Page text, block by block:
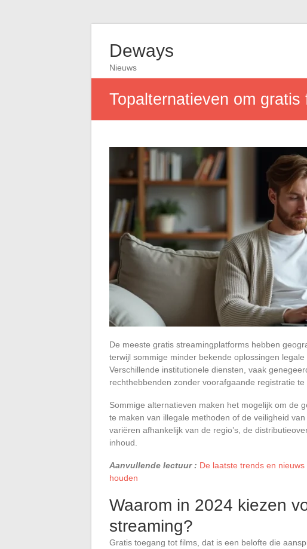
Deways
Nieuws
Topalternatieven om
De meeste gratis streamingplatforms hebben
terwijl sommige minder bekende oplossingen
Verschillende institutionele diensten, vaak
rechthebbenden zonder voorafgaande registratie te
Sommige alternatieven maken het mogelijk om de
te maken van illegale methoden of de veiligheid
variëren afhankelijk van de regio’s, de
inhoud.
Aanvullende lectuur : De laatste trends en
houden
Waarom in 2024 kiezen
streaming?
Gratis toegang tot films, dat is een belofte die